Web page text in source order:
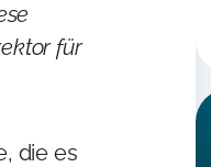
für
die es